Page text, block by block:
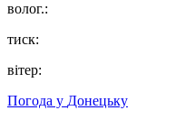
волог.:
тиск:
вітер:
Погода у Донецьку